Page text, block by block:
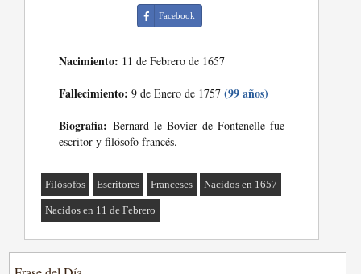
Facebook
Nacimiento: 11 de Febrero de 1657
Fallecimiento: 9 de Enero de 1757(99 años)
Biografia: Bernard le Bovier de Fontenelle fue
escritor y filósofo francés.
Filósofos Escritores Franceses Nacidos en 1657
Nacidos en 11 de Febrero